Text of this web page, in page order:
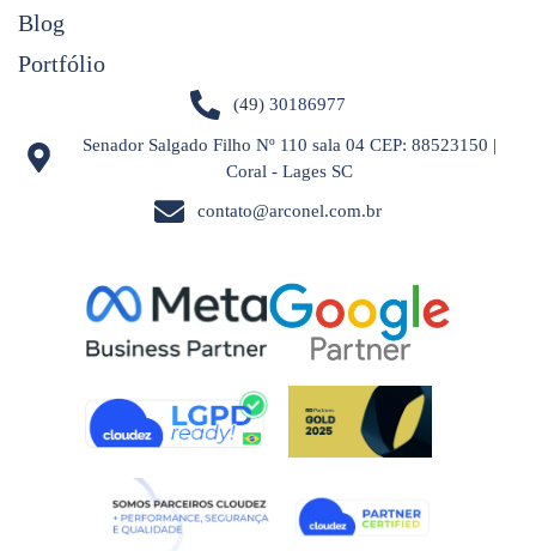
Blog
Portfólio
(49) 30186977
Senador Salgado Filho Nº 110 sala 04 CEP: 88523150 |
Coral - Lages SC
contato@arconel.com.br